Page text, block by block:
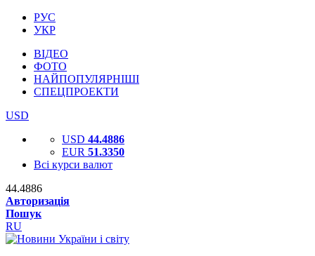
РУС
УКР
ВІДЕО
ФОТО
НАЙПОПУЛЯРНІШІ
СПЕЦПРОЕКТИ
USD
USD 44.4886
EUR 51.3350
Всі курси валют
44.4886
Авторизація
Пошук
RU